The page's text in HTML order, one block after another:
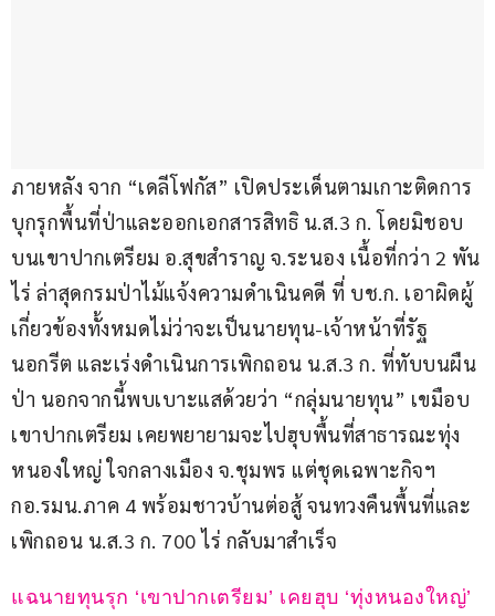
ภายหลัง จาก “เดลีโฟกัส” เปิดประเด็นตามเกาะติดการ
บุกรุกพื้นที่ป่าและออกเอกสารสิทธิ น.ส.3 ก. โดยมิชอบ
บนเขาปากเตรียม อ.สุขสำราญ จ.ระนอง เนื้อที่กว่า 2 พัน
ไร่ ล่าสุดกรมป่าไม้แจ้งความดำเนินคดี ที่ บช.ก. เอาผิดผู้
เกี่ยวข้องทั้งหมดไม่ว่าจะเป็นนายทุน-เจ้าหน้าที่รัฐ
นอกรีต และเร่งดำเนินการเพิกถอน น.ส.3 ก. ที่ทับบนผืน
ป่า นอกจากนี้พบเบาะแสด้วยว่า “กลุ่มนายทุน” เขมือบ
เขาปากเตรียม เคยพยายามจะไปฮุบพื้นที่สาธารณะทุ่ง
หนองใหญ่ ใจกลางเมือง จ.ชุมพร แต่ชุดเฉพาะกิจฯ
กอ.รมน.ภาค 4 พร้อมชาวบ้านต่อสู้ จนทวงคืนพื้นที่และ
เพิกถอน น.ส.3 ก. 700 ไร่ กลับมาสำเร็จ
แฉนายทุนรุก ‘เขาปากเตรียม’ เคยฮุบ ‘ทุ่งหนองใหญ่’